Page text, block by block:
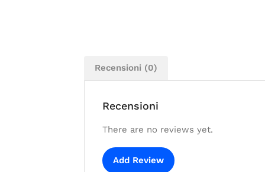
Recensioni (0)
Recensioni
There are no reviews yet.
Add Review